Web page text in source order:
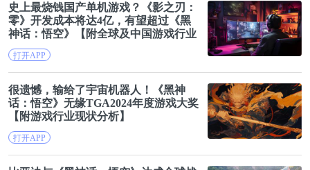
础。结合全国木材产量统计数据，采用行业通用林业
剩余物比例50%，测算得到林业剩余物生产量。同
时，配套测算其可收集资源量（可收集系数取
70%~80%，默认值75%），2024年为5284万吨。
史上最烧钱国产单机游戏？《影之刃：
零》开发成本将达4亿，有望超过《黑
神话：悟空》【附全球及中国游戏行业
市场发展规模分析】
打开APP
很遗憾，输给了宇宙机器人！《黑神
话：悟空》无缘TGA2024年度游戏大奖
【附游戏行业现状分析】
打开APP